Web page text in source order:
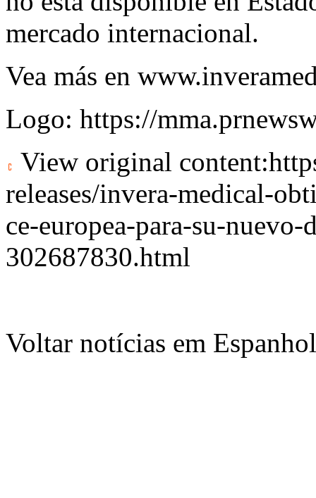
mercado internacional.
Vea más en
Logo: https://
View original content:
releases/invera-medical-
ce-europea-para-su-
302687830.html
Voltar notícias em Espanhol